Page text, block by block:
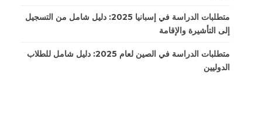
متطلبات الدراسة في إسبانيا 2025: دليل شامل من التسجيل
إلى التأشيرة والإقامة
متطلبات الدراسة في الصين لعام 2025: دليل شامل للطلاب
الدوليين